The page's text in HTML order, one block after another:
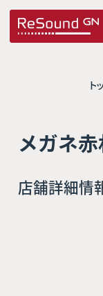
ト
メガネ
店舗詳細情